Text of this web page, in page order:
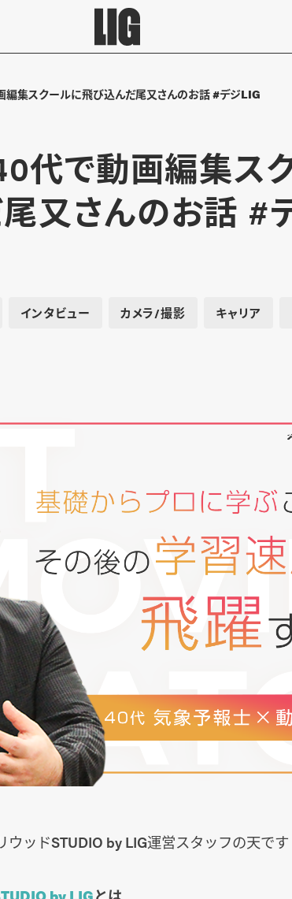
編集スクールに飛び込んだ尾又さんのお話 #デジLIG
代で動画編集ス
又さんのお話 #
インタビュー カメラ/撮影 キャリア
ッドSTUDIO by LIG運営スタッフの天です